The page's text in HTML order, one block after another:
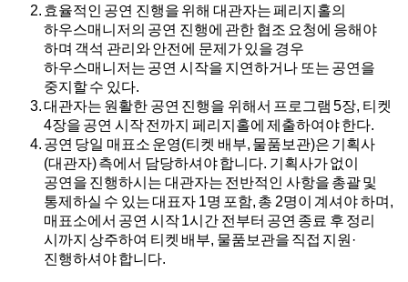
효율적인 공연 진행을 위해 대관자는 페리지홀의
하우스매니저의 공연 진행에 관한 협조 요청에 응해야
하며 객석 관리와 안전에 문제가 있을 경우
하우스매니저는 공연 시작을 지연하거나 또는 공연을
중지할 수 있다.
대관자는 원활한 공연 진행을 위해서 프로그램 5장, 티켓
4장을 공연 시작 전까지 페리지홀에 제출하여야 한다.
공연 당일 매표소 운영(티켓 배부, 물품보관)은 기획사
(대관자) 측에서 담당하셔야 합니다. 기획사가 없이
공연을 진행하시는 대관자는 전반적인 사항을 총괄 및
통제하실 수 있는 대표자 1명 포함, 총 2명이 계셔야 하며,
매표소에서 공연 시작 1시간 전부터 공연 종료 후 정리
시까지 상주하여 티켓 배부, 물품보관을 직접 지원·
진행하셔야 합니다.